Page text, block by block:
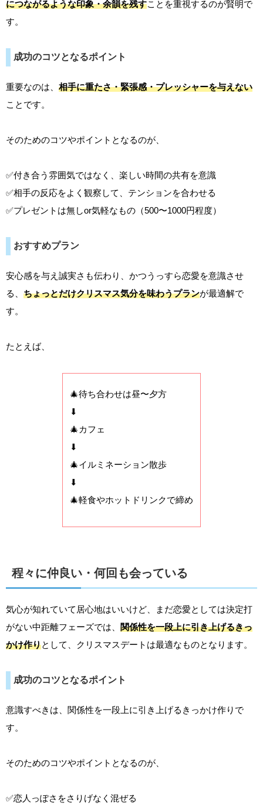
につながるような印象・余韻を残すことを重視するのが賢明で
す。
成功のコツとなるポイント
重要なのは、 相手に重たさ・緊張感・プレッシャーを与えない
ことです。
そのためのコツやポイントとなるのが、
✅付き合う雰囲気ではなく、楽しい時間の共有を意識
✅相手の反応をよく観察して、テンションを合わせる
✅プレゼントは無しor気軽なもの（500〜1000円程度）
おすすめプラン
安心感を与え誠実さも伝わり、かつうっすら恋愛を意識させ
る、 ちょっとだけクリスマス気分を味わうプランが最適解で
す。
たとえば、
🎄待ち合わせは昼〜夕方
⬇
🎄カフェ
⬇
🎄イルミネーション散歩
⬇
🎄軽食やホットドリンクで締め
程々に仲良い・何回も会っている
気心が知れていて居心地はいいけど、まだ恋愛としては決定打
がない中距離フェーズでは、 関係性を一段上に引き上げるきっ
かけ作りとして、クリスマスデートは最適なものとなります。
成功のコツとなるポイント
意識すべきは、関係性を一段上に引き上げるきっかけ作りで
す。
そのためのコツやポイントとなるのが、
✅恋人っぽさをさりげなく混ぜる